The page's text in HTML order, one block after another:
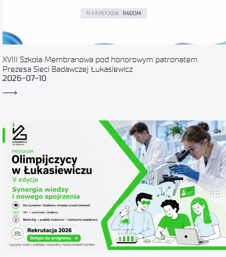
XVIII Szkoła Membranowa pod honorowym patronatem
Prezesa Sieci Badawczej Łukasiewicz
2026-07-10